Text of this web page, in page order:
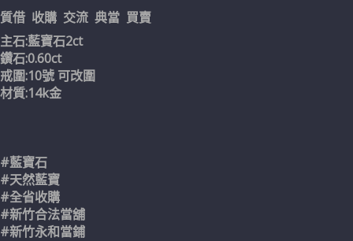
質借 收購 交流 典當 買賣
主石:藍寶石2ct
鑽石:0.60ct
戒圍:10號 可改圍
材質:14k金
#藍寶石
#天然藍寶
#全省收購
#新竹合法當舖
#新竹永和當鋪